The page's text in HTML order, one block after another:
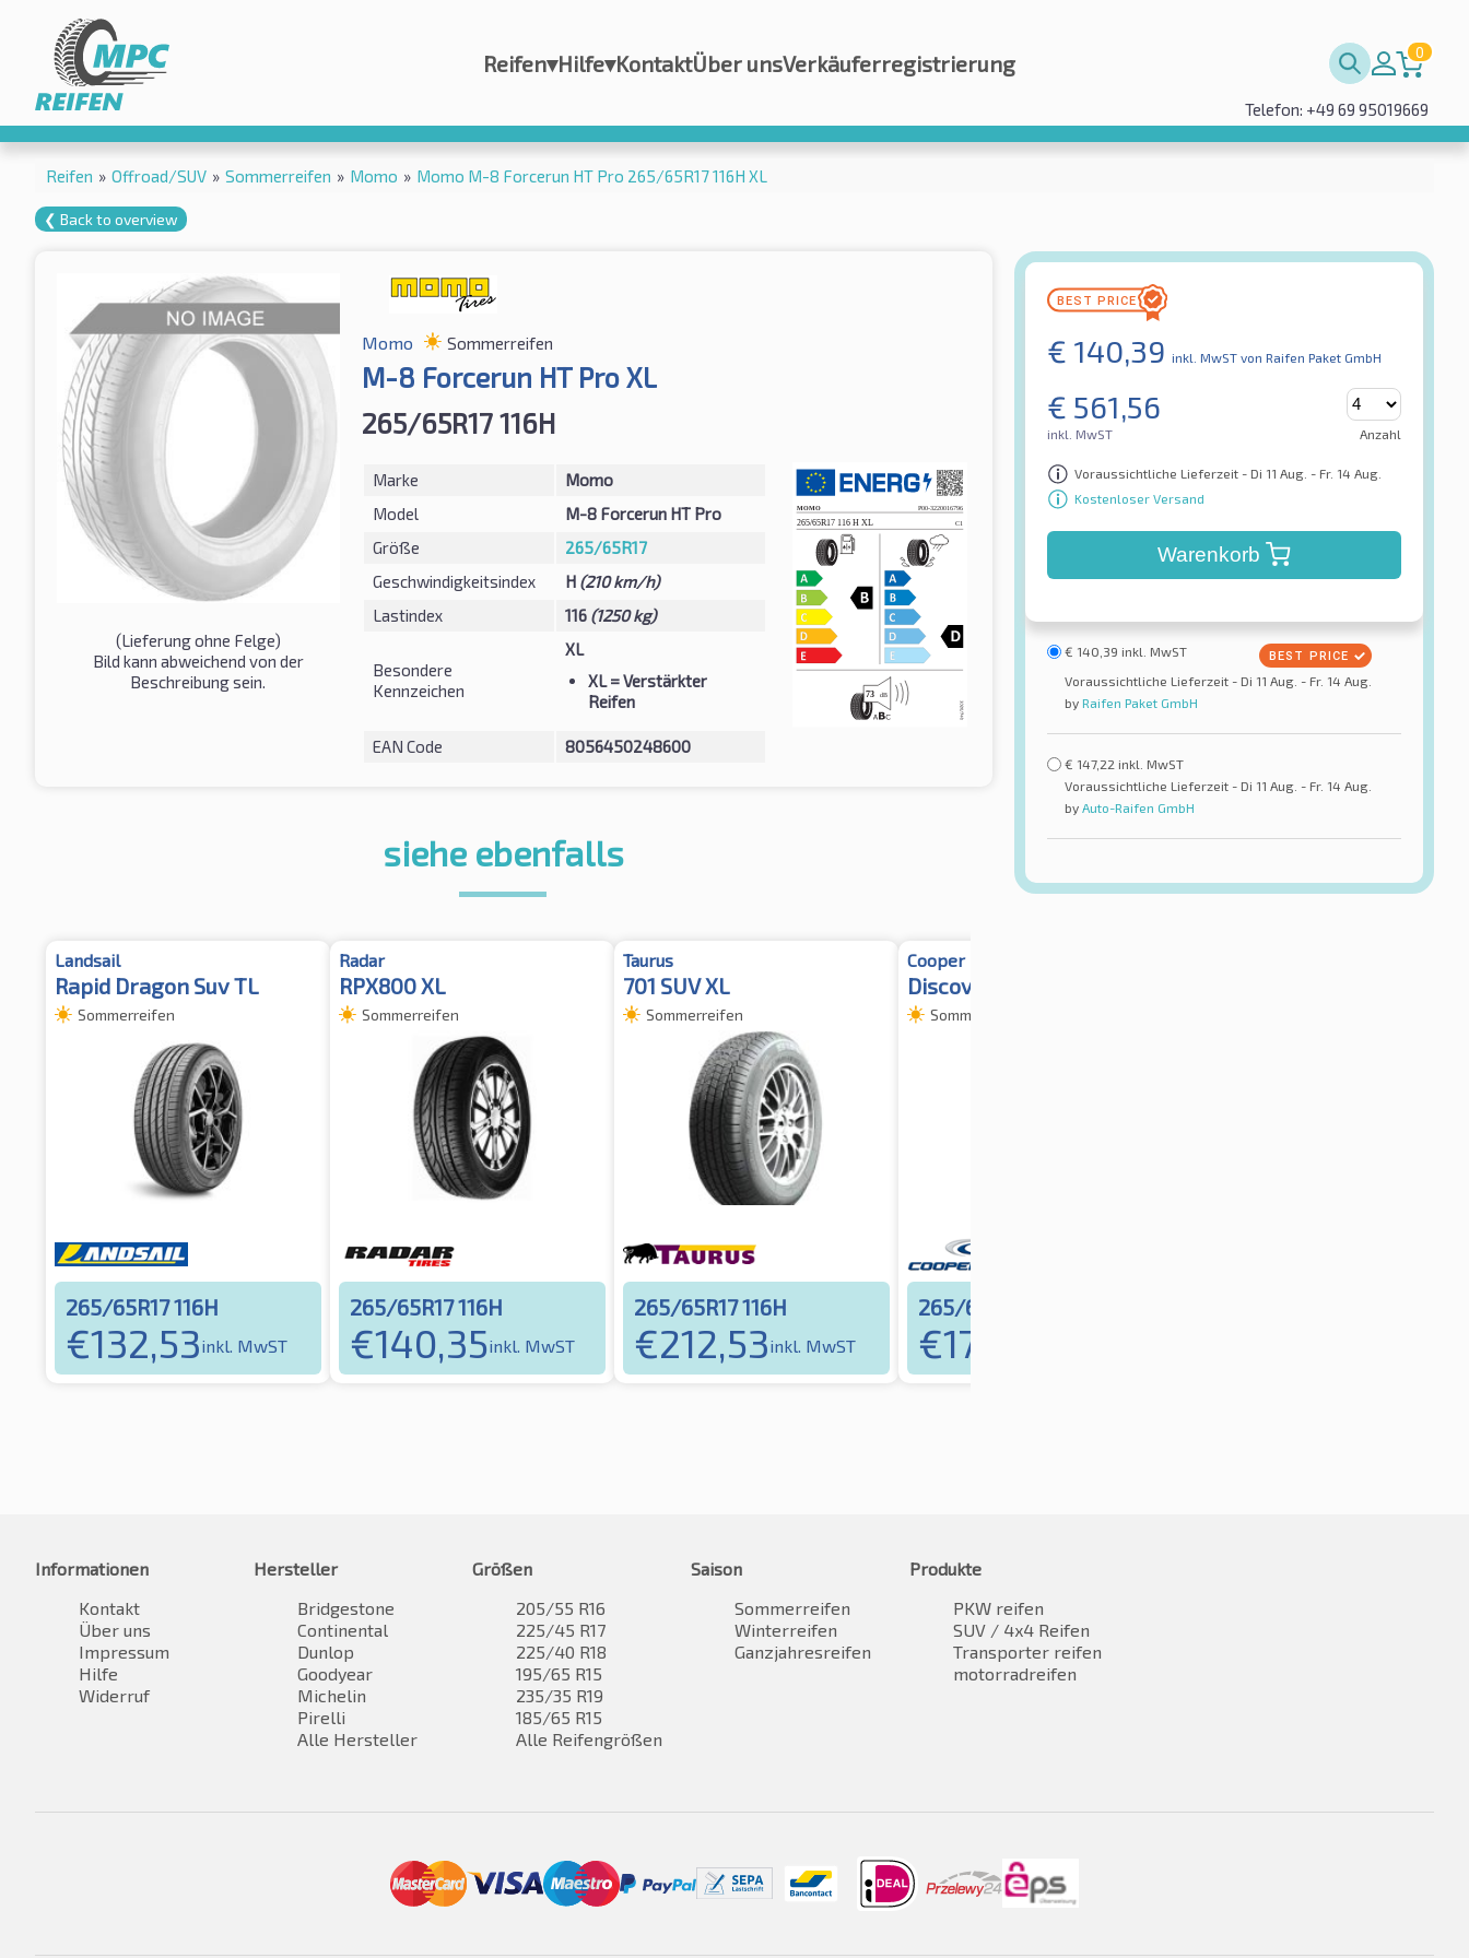
Reifen▾Hilfe▾KontaktÜber unsVerkäuferregistrierung 0
Telefon: +49 69 95019669
Reifen » Offroad/SUV » Sommerreifen » Momo » Momo M-8 Forcerun HT Pro 265/65R17 116H XL
❮ Back to overview
(Lieferung ohne Felge)
Bild kann abweichend von der
Beschreibung sein.
Momo Sommerreifen
M-8 Forcerun HT Pro XL
265/65R17 116H
Marke
Momo
Model
M-8 Forcerun HT Pro
Größe
265/65R17
Geschwindigkeitsindex
H (210 km/h)
Lastindex
116 (1250 kg)
Besondere
Kennzeichen
XL
XL= Verstärkter
Reifen
EAN Code 8056450248600
€ 140,39 inkl. MwST von Raifen Paket GmbH
€ 561,56
inkl. MwST Anzahl
Voraussichtliche Lieferzeit - Di 11 Aug. - Fr. 14 Aug.
Kostenloser Versand
Warenkorb
€ 140,39 inkl. MwST
Voraussichtliche Lieferzeit - Di 11 Aug. - Fr. 14 Aug.
by Raifen Paket GmbH
€ 147,22 inkl. MwST
Voraussichtliche Lieferzeit - Di 11 Aug. - Fr. 14 Aug.
by Auto-Raifen GmbH
siehe ebenfalls
Landsail
Rapid Dragon Suv TL
Sommerreifen
265/65R17 116H
€132,53inkl. MwST
Radar
RPX800 XL
Sommerreifen
265/65R17 116H
€140,35inkl. MwST
Taurus
701 SUV XL
Sommerreifen
265/65R17 116H
€212,53inkl. MwST
Cooper
Discoverer ATT XL
Sommerreifen
265/65R17 116H
€177,06
Informationen
Kontakt
Über uns
Impressum
Hilfe
Widerruf
Hersteller
Bridgestone
Continental
Dunlop
Goodyear
Michelin
Pirelli
Alle Hersteller
Größen
205/55 R16
225/45 R17
225/40 R18
195/65 R15
235/35 R19
185/65 R15
Alle Reifengrößen
Saison
Sommerreifen
Winterreifen
Ganzjahresreifen
Produkte
PKW reifen
SUV / 4x4 Reifen
Transporter reifen
motorradreifen